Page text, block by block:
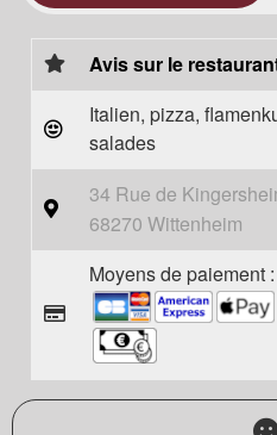
Avis sur le
Italien, pizza,
salades
34 Rue de
68270 Wittenheim
Moyens de paiement :